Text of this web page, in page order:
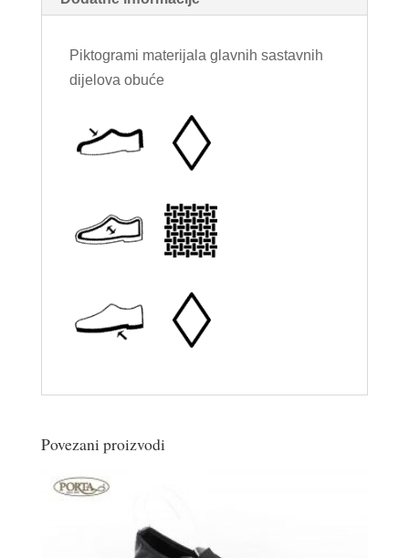
Piktogrami materijala glavnih sastavnih
dijelova obuće
Povezani proizvodi